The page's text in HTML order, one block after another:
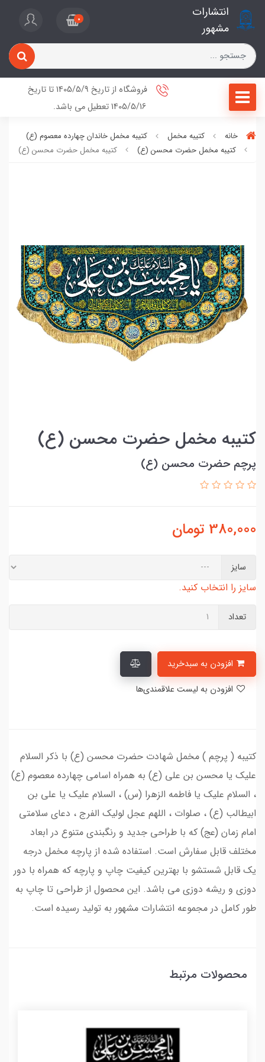
انتشارات
مشهور
0
فروشگاه از تاریخ 1405/5/9 تا تاریخ
1405/5/16 تعطیل می باشد.
خانه کتیبه مخمل
کتیبه مخمل خاندان چهارده معصوم (ع)
کتیبه مخمل حضرت محسن (ع)
کتیبه مخمل حضرت محسن (ع)
کتیبه مخمل حضرت محسن (ع)
پرچم حضرت محسن (ع)
380,000 تومان
سایز
سایز را انتخاب کنید.
تعداد
کتیبه ( پرچم ) مخمل شهادت حضرت محسن (ع) با ذکر السلام
علیک یا محسن بن علی (ع) به همراه اسامی چهارده معصوم (ع)
، السلام علیک یا فاطمه الزهرا (س) ، السلام علیک یا علی بن
ابیطالب (ع) ، صلوات ، اللهم عجل لولیک الفرج ، دعای سلامتی
امام زمان (عج) که با طراحی جدید و رنگبندی متنوع در ابعاد
مختلف قابل سفارش است. استفاده شده از پارچه مخمل درجه
یک قابل شستشو با بهترین کیفیت چاپ و پارچه که همراه با دور
دوزی و ریشه دوزی می باشد. این محصول از طراحی تا چاپ به
طور کامل در مجموعه انتشارات مشهور به تولید رسیده است.
محصولات مرتبط